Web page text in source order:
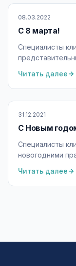
08.03.2022
С 8 марта!
Специалисты
Читать далее
31.12.2021
С Новым
Специалисты
новогодними
Читать далее